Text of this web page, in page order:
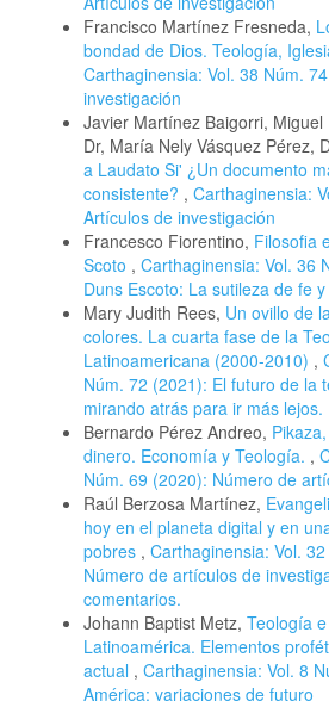
Francisco Martínez Fresneda,
bondad de Dios. Teología,
Carthaginensia: Vol. 38 Núm.
investigación
Javier Martínez Baigorri, Miguel
Dr, María Nely Vásquez Pérez,
a Laudato Si' ¿Un documento
consistente? , Carthaginensia:
Artículos de investigación
Francesco Fiorentino, Filosofia
Scoto , Carthaginensia: Vol. 36
Duns Escoto: La sutileza de fe
Mary Judith Rees, Un ovillo de
colores. La cuarta fase de la
Latinoamericana (2000-2010) ,
Núm. 72 (2021): El futuro de la
mirando atrás para ir más lejos.
Bernardo Pérez Andreo,
dinero. Economía y Teología. ,
Núm. 69 (2020): Número de
Raúl Berzosa Martínez,
hoy en el planeta digital y en
pobres , Carthaginensia: Vol.
Número de artículos de
comentarios.
Johann Baptist Metz, Teología
Latinoamérica. Elementos
actual , Carthaginensia: Vol. 8
América: variaciones de futuro